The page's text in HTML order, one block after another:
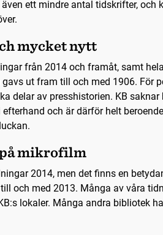
ett mindre antal tidskrifter, och
mycket nytt
från 2014 och framåt, samt
ut fram till och med 1906. För
delar av presshistorien. KB saknar
och är därför helt
mikrofilm
2014, men det finns en
och med 2013. Många av våra
lokaler. Många andra bibliotek